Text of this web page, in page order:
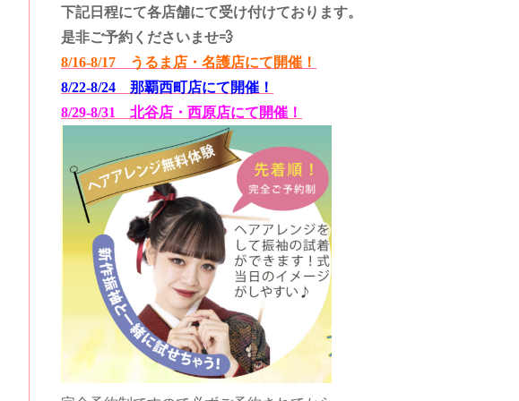
下記日程にて各店舗にて受け付けております。
是非ご予約くださいませ💨
8/16-8/17 うるま店・名護店にて開催！
8/22-8/24 那覇西町店にて開催！
8/29-8/31 北谷店・西原店にて開催！